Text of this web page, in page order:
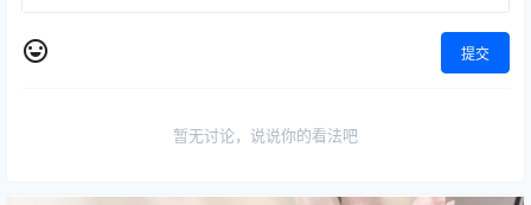
提交
暂无讨论，说说你的看法吧